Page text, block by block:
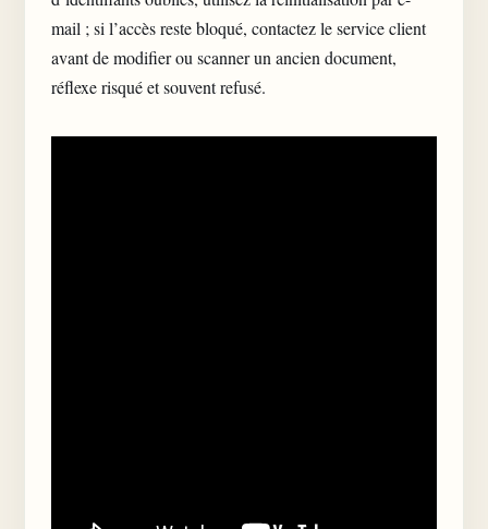
mail ; si l’accès reste bloqué, contactez le service client
avant de modifier ou scanner un ancien document,
réflexe risqué et souvent refusé.